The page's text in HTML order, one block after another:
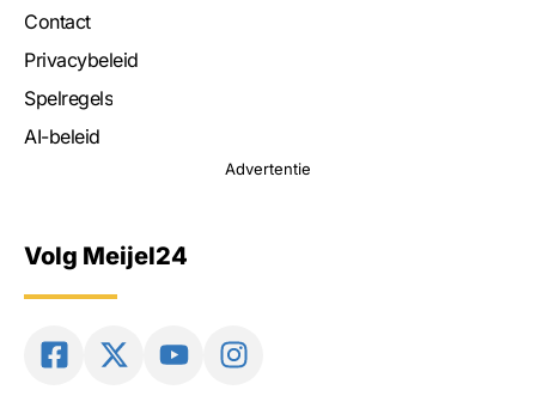
Contact
Privacybeleid
Spelregels
AI-beleid
Advertentie
Volg Meijel24